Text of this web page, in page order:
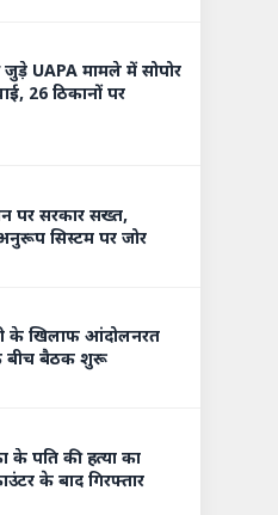
UAPA मामले में सोपोर
26 ठिकानों पर
पर सरकार सख्त,
सिस्टम पर जोर
के खिलाफ आंदोलनरत
बीच बैठक शुरू
के पति की हत्या का
के बाद गिरफ्तार